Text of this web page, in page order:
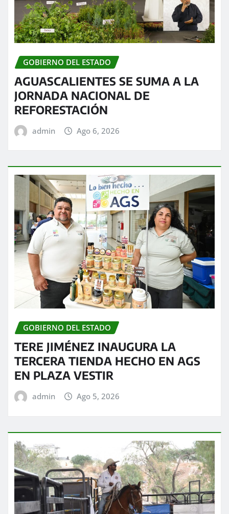
GOBIERNO DEL ESTADO
AGUASCALIENTES SE SUMA A LA
JORNADA NACIONAL DE
REFORESTACIÓN
admin Ago 6, 2026
GOBIERNO DEL ESTADO
TERE JIMÉNEZ INAUGURA LA
TERCERA TIENDA HECHO EN AGS
EN PLAZA VESTIR
admin Ago 5, 2026